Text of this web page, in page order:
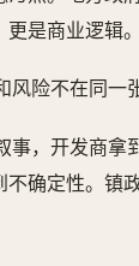
是商业逻辑。
风险不在同一
事，开发商拿
不确定性。镇